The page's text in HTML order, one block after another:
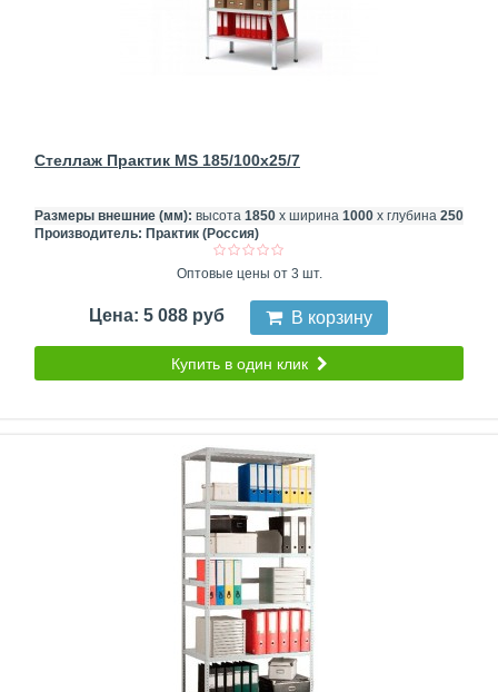
Стеллаж Практик MS 185/100x25/7
Размеры внешние (мм): высота 1850 х ширина 1000 х глубина 250
Производитель: Практик (Россия)
Оптовые цены от 3 шт.
Цена: 5 088 руб В корзину
Купить в один клик